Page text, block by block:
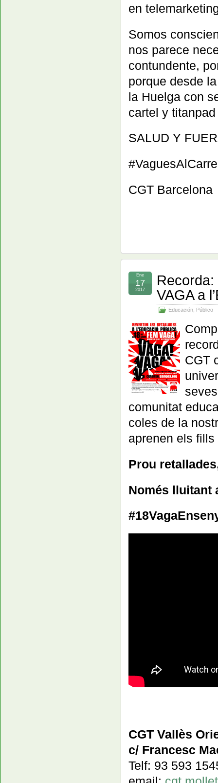
en
Somos
nos parece
contundente,
porque desde
la Huelga con
cartel y
SALUD Y
CGT Barcelona
VAGA a
Educación Público
Ene
17
2017
CGT
comunitat
coles de la
aprenen els
Prou
Només lluitant
CGT Vallès
c/ Francesc
Telf: 93 593